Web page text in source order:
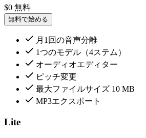
$0 無料
無料で始める
月1回の音声分離
1つのモデル（4ステム）
オーディオエディター
ピッチ変更
最大ファイルサイズ 10 MB
MP3エクスポート
Lite